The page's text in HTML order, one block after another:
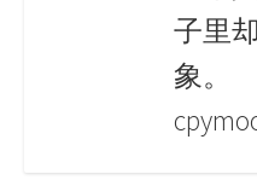
子里
象。